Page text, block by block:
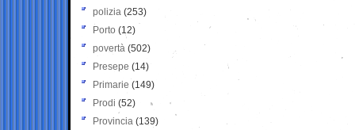
polizia (253)
Porto (12)
povertà (502)
Presepe (14)
Primarie (149)
Prodi (52)
Provincia (139)